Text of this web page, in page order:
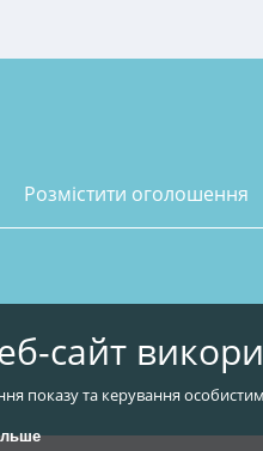
розмістити оголошення
сайт
показу та керування